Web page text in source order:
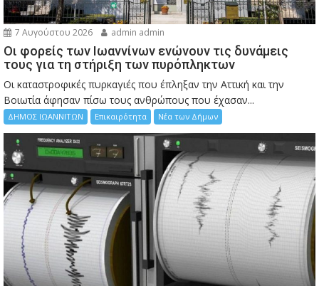
7 Αυγούστου 2026 admin admin
Οι φορείς των Ιωαννίνων ενώνουν τις δυνάμεις
τους για τη στήριξη των πυρόπληκτων
Οι καταστροφικές πυρκαγιές που έπληξαν την Αττική και την
Bοιωτία άφησαν πίσω τους ανθρώπους που έχασαν...
ΔΗΜΟΣ ΙΩΑΝΝΙΤΩΝ Επικαιρότητα Νέα των Δήμων